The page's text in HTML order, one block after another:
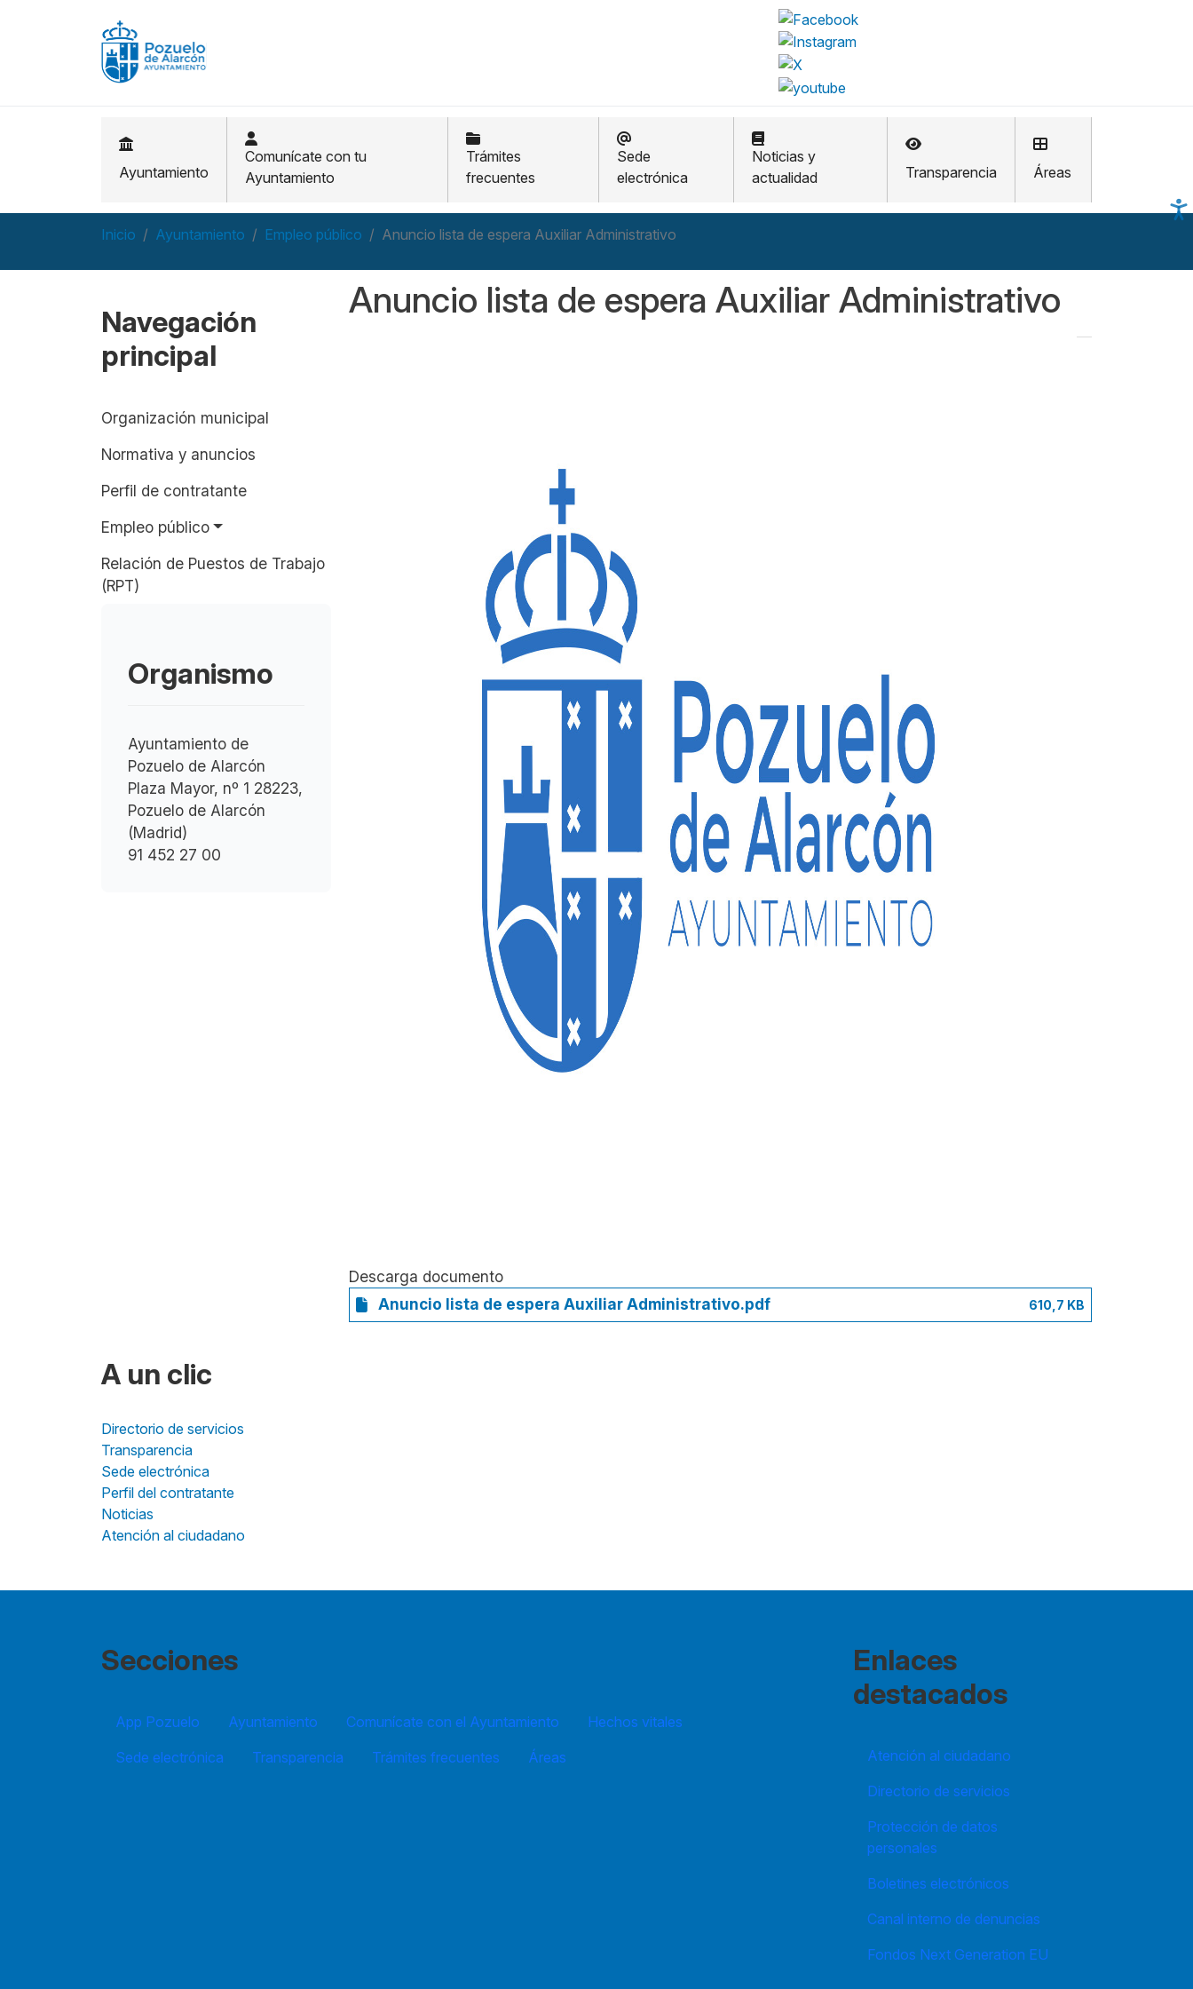
Ayuntamiento
Comunícate con tu
Ayuntamiento
Trámites
frecuentes
Sede
electrónica
Noticias y
actualidad
Transparencia Áreas
Inicio Ayuntamiento Empleo público Anuncio lista de espera Auxiliar Administrativo
Navegación
principal
Organización municipal
Normativa y anuncios
Perfil de contratante
Empleo público
Relación de Puestos de Trabajo
(RPT)
Organismo
Ayuntamiento de
Pozuelo de Alarcón
Plaza Mayor, nº 1 28223,
Pozuelo de Alarcón
(Madrid)
91 452 27 00
Anuncio lista de espera Auxiliar Administrativo
Descarga documento
Anuncio lista de espera Auxiliar Administrativo.pdf
610,7 KB
A un clic
Directorio de servicios
Transparencia
Sede electrónica
Perfil del contratante
Noticias
Atención al ciudadano
Secciones
App Pozuelo Ayuntamiento Comunícate con el Ayuntamiento
Hechos vitales
Sede electrónica
Transparencia Trámites frecuentes Áreas
Enlaces
destacados
Atención al ciudadano
Directorio de servicios
Protección de datos
personales
Boletines electrónicos
Canal interno de denuncias
Fondos Next Generation EU